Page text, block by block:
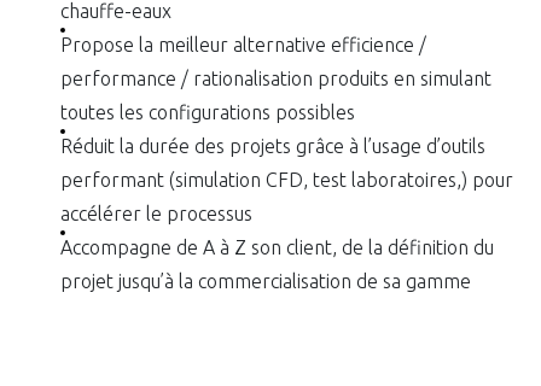
chauffe-eaux
Propose la meilleur alternative efficience /
performance / rationalisation produits en simulant
toutes les configurations possibles
Réduit la durée des projets grâce à l’usage d’outils
performant (simulation CFD, test laboratoires,) pour
accélérer le processus
Accompagne de A à Z son client, de la définition du
projet jusqu’à la commercialisation de sa gamme